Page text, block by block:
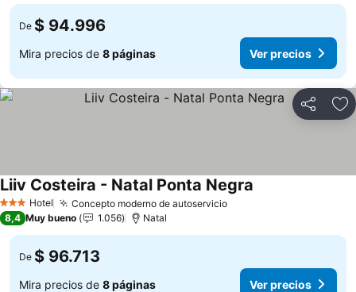
De $ 94.996
Mira precios de 8 páginas Ver precios
Compartir
3 Estrellas
Hotel Concepto moderno de autoservicio
Liiv Costeira - Natal Ponta Negra
8,4 Muy bueno 1.056 Natal
De $ 96.713
Mira precios de 8 páginas Ver precios